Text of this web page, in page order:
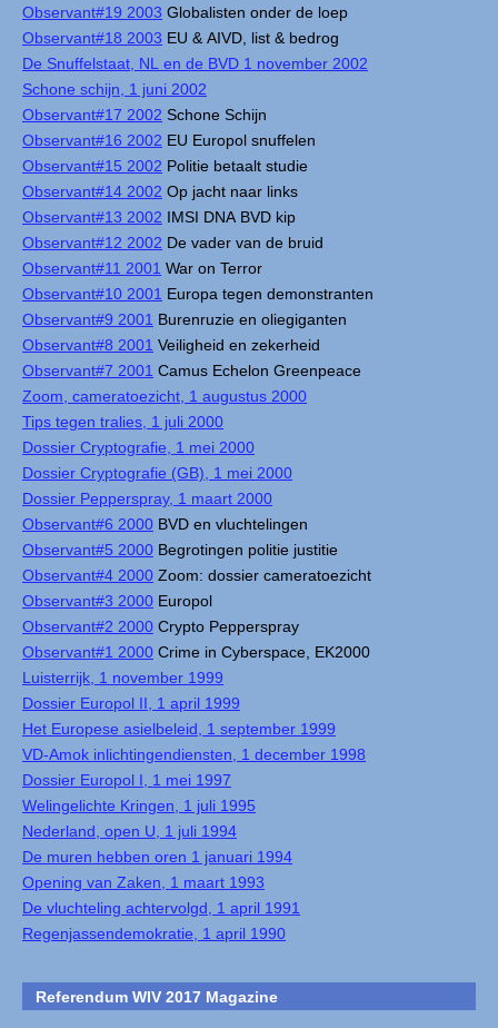
Observant#19 2003 Globalisten onder de loep
Observant#18 2003 EU & AIVD, list & bedrog
De Snuffelstaat, NL en de BVD 1 november 2002
Schone schijn, 1 juni 2002
Observant#17 2002 Schone Schijn
Observant#16 2002 EU Europol snuffelen
Observant#15 2002 Politie betaalt studie
Observant#14 2002 Op jacht naar links
Observant#13 2002 IMSI DNA BVD kip
Observant#12 2002 De vader van de bruid
Observant#11 2001 War on Terror
Observant#10 2001 Europa tegen demonstranten
Observant#9 2001 Burenruzie en oliegiganten
Observant#8 2001 Veiligheid en zekerheid
Observant#7 2001 Camus Echelon Greenpeace
Zoom, cameratoezicht, 1 augustus 2000
Tips tegen tralies, 1 juli 2000
Dossier Cryptografie, 1 mei 2000
Dossier Cryptografie (GB), 1 mei 2000
Dossier Pepperspray, 1 maart 2000
Observant#6 2000 BVD en vluchtelingen
Observant#5 2000 Begrotingen politie justitie
Observant#4 2000 Zoom: dossier cameratoezicht
Observant#3 2000 Europol
Observant#2 2000 Crypto Pepperspray
Observant#1 2000 Crime in Cyberspace, EK2000
Luisterrijk, 1 november 1999
Dossier Europol II, 1 april 1999
Het Europese asielbeleid, 1 september 1999
VD-Amok inlichtingendiensten, 1 december 1998
Dossier Europol I, 1 mei 1997
Welingelichte Kringen, 1 juli 1995
Nederland, open U, 1 juli 1994
De muren hebben oren 1 januari 1994
Opening van Zaken, 1 maart 1993
De vluchteling achtervolgd, 1 april 1991
Regenjassendemokratie, 1 april 1990
Referendum WIV 2017 Magazine